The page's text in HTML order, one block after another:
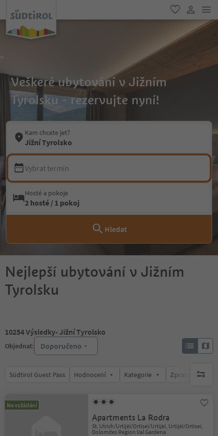
oblíbené
Veškeré ubytování v Jižním
Tyrolsku - rezervujte nyní!
Kam chcete jet?
Jižní Tyrolsko
Vybrat termín
Hosté a pokoje
2 hosté / 1 pokoj
Hledat
Nejlepší ubytování v Jižním
Tyrolsku
10254Výsledky- Jižní Tyrolsko
Objednat: Doporučeno
Südtirol Guest Pass Hodnocení Kategorie Zpracovávábrak
Na vyžádání
Apartments La Rodra
St. Ulrich/Urtijëi/Ortisei/Urtijëi, Urtijëi/Ortisei,
Dolomites Region Val Gardena